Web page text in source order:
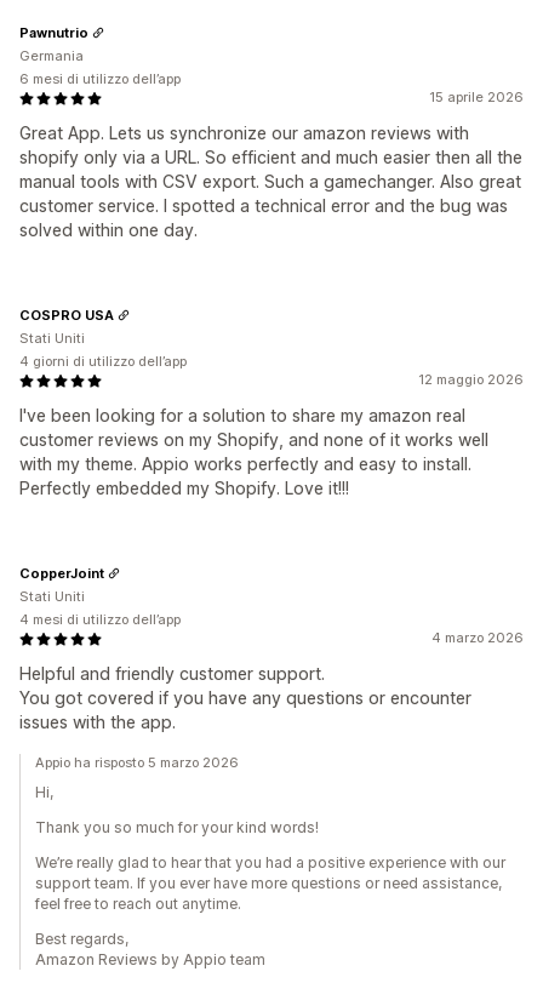
15 aprile 2026
Great App. Lets us synchronize our amazon reviews with
shopify only via a URL. So efficient and much easier then all the
manual tools with CSV export. Such a gamechanger. Also great
customer service. I spotted a technical error and the bug was
solved within one day.
Pawnutrio
Germania
6 mesi di utilizzo dell’app
12 maggio 2026
I've been looking for a solution to share my amazon real
customer reviews on my Shopify, and none of it works well
with my theme. Appio works perfectly and easy to install.
Perfectly embedded my Shopify. Love it!!!
COSPRO USA
Stati Uniti
4 giorni di utilizzo dell’app
4 marzo 2026
Helpful and friendly customer support.
You got covered if you have any questions or encounter
issues with the app.
CopperJoint
Stati Uniti
4 mesi di utilizzo dell’app
Appio ha risposto 5 marzo 2026
Hi,
Thank you so much for your kind words!
We’re really glad to hear that you had a positive experience with our
support team. If you ever have more questions or need assistance,
feel free to reach out anytime.
Best regards,
Amazon Reviews by Appio team